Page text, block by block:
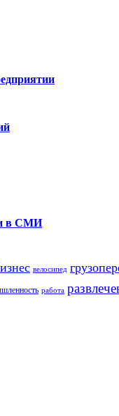
в СМИ
велосипед
работа